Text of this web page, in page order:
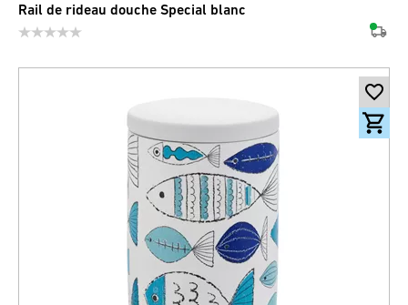
Rail de rideau douche Special blanc